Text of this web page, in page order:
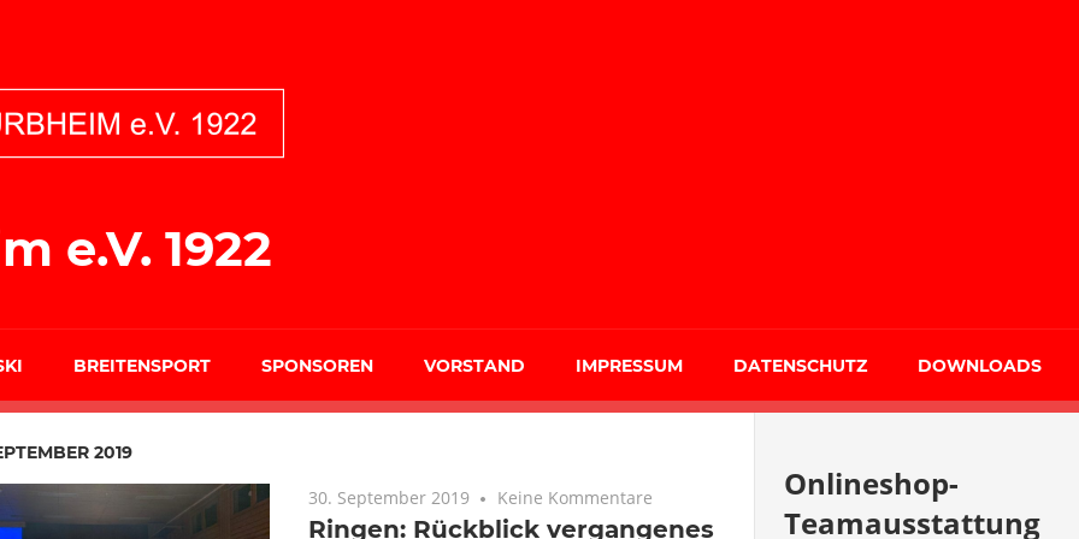
e.V. 1922
BREITENSPORT SPONSOREN VORSTAND IMPRESSUM DATENSCHUTZ DOWNLOADS
2019
30. September 2019 Keine Kommentare
Ringen: Rückblick vergangenes
Onlineshop-
Teamausstattung